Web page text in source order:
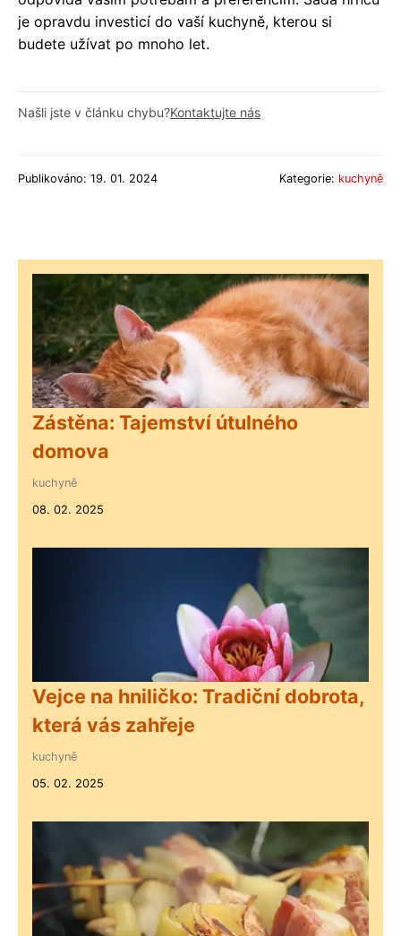
je opravdu investicí do vaší kuchyně, kterou si
budete užívat po mnoho let.
Našli jste v článku chybu?Kontaktujte nás
Publikováno: 19. 01. 2024 Kategorie: kuchyně
Zástěna: Tajemství útulného
domova
kuchyně
08. 02. 2025
Vejce na hniličko: Tradiční dobrota,
která vás zahřeje
kuchyně
05. 02. 2025